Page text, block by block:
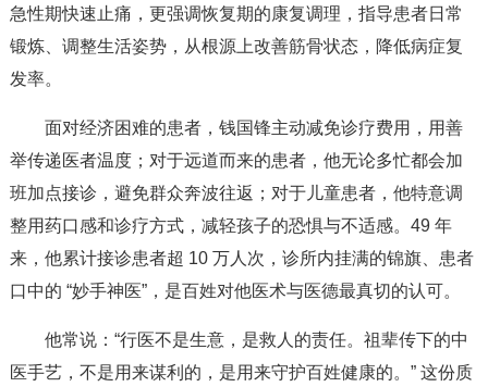
急性期快速止痛，更强调恢复期的康复调理，指导患者日常
锻炼、调整生活姿势，从根源上改善筋骨状态，降低病症复
发率。
面对经济困难的患者，钱国锋主动减免诊疗费用，用善
举传递医者温度；对于远道而来的患者，他无论多忙都会加
班加点接诊，避免群众奔波往返；对于儿童患者，他特意调
整用药口感和诊疗方式，减轻孩子的恐惧与不适感。49 年
来，他累计接诊患者超 10 万人次，诊所内挂满的锦旗、患者
口中的 “妙手神医”，是百姓对他医术与医德最真切的认可。
他常说：“行医不是生意，是救人的责任。祖辈传下的中
医手艺，不是用来谋利的，是用来守护百姓健康的。” 这份质